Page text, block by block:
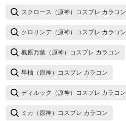
スクロース（原神）コスプレ カラコン
クロリンデ（原神）コスプレ カラコン
楓原万葉（原神）コスプレ カラコン
早柚（原神）コスプレ カラコン
ディルック（原神）コスプレ カラコン
ミカ（原神）コスプレ カラコン